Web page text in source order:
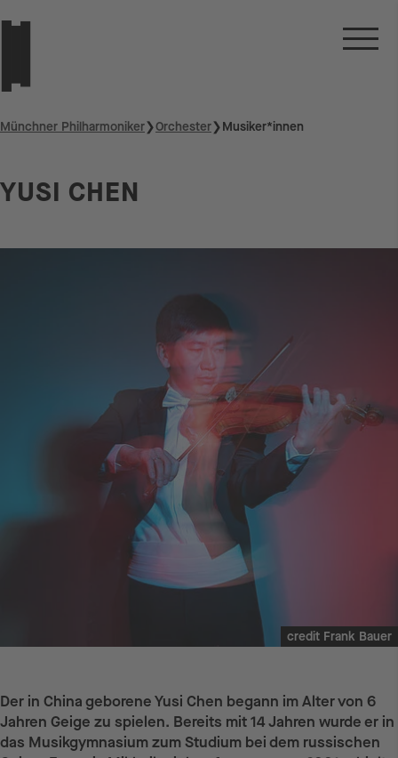
Münchner Philharmoniker❯Orchester❯Musiker*innen
YUSI CHEN
Der in China geborene Yusi Chen begann im Alter von 6
Jahren Geige zu spielen. Bereits mit 14 Jahren wurde er in
das Musikgymnasium zum Studium bei dem russischen
credit Frank Bauer